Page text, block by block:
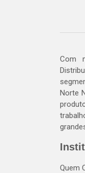
Com
Norte
Quem